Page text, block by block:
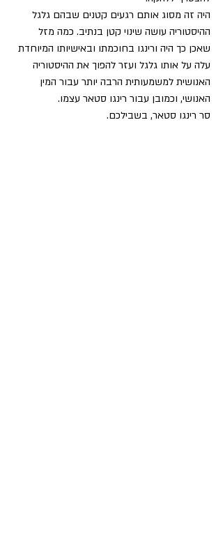
היה זה מסוג אותם רגעים קטנים שבהם גלגל
ההיסטוריה עושה שינוי קטן בנתיב. כמה מזל
שאכן כך היה ורינגו בחוכמתו ובאישיותו המיוחדת
עלה על אותו גלגל ועזר להפוך את ההיסטוריה
האנושית למשמעותית הרבה יותר עבור המין
האנושי, וכמובן עבור רינגו סטאר עצמו.
סר רינגו סטאר, בשבילכם.